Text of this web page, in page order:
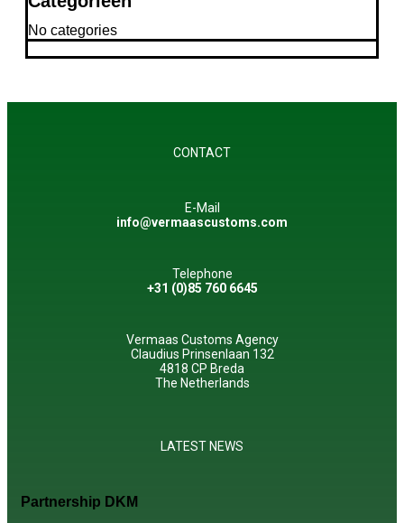
No categories
CONTACT
E-Mail
info@vermaascustoms.com
Telephone
+31 (0)85 760 6645
Vermaas Customs Agency
Claudius Prinsenlaan 132
4818 CP Breda
The Netherlands
LATEST NEWS
Partnership DKM